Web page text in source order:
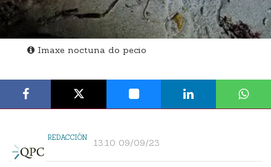
Imaxe noctuna do pecio
REDACCIÓN 13:10 09/09/23